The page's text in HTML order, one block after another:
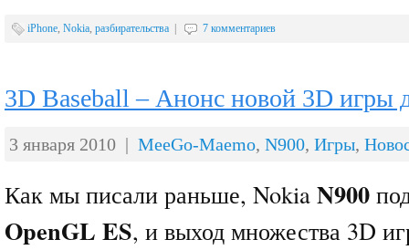
iPhone, Nokia, разбирательства 7 комментариев
3D Baseball – Анонс новой 3D игры
3 января 2010 | MeeGo-Maemo, N900, Игры,
Как мы писали раньше, Nokia N900
OpenGL ES, и выход множества 3D